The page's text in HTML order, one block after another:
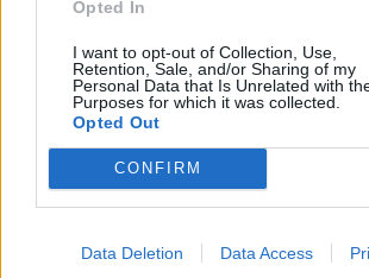
Opted In
I want to opt-out of Collection, Use,
Retention, Sale, and/or Sharing of my
Personal Data that Is Unrelated with
Purposes for which it was collected.
Opted Out
CONFIRM
Data Deletion Data Access
Пуффф!​
плажна